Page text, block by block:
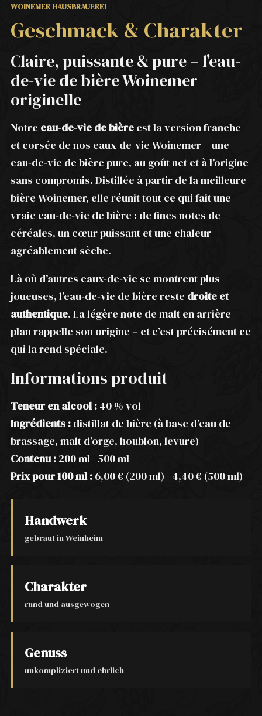
WOINEMER HAUSBRAUEREI
Geschmack & Charakter
Claire, puissante & pure – l’eau-
de-vie de bière Woinemer
originelle
Notre eau-de-vie de bière est la version franche
et corsée de nos eaux-de-vie Woinemer – une
eau-de-vie de bière pure, au goût net et à l’origine
sans compromis. Distillée à partir de la meilleure
bière Woinemer, elle réunit tout ce qui fait une
vraie eau-de-vie de bière : de fines notes de
céréales, un cœur puissant et une chaleur
agréablement sèche.
Là où d’autres eaux-de-vie se montrent plus
joueuses, l’eau-de-vie de bière reste droite et
authentique. La légère note de malt en arrière-
plan rappelle son origine – et c’est précisément ce
qui la rend spéciale.
Informations produit
Teneur en alcool : 40 % vol
Ingrédients : distillat de bière (à base d’eau de
brassage, malt d’orge, houblon, levure)
Contenu : 200 ml | 500 ml
Prix pour 100 ml : 6,00 € (200 ml) | 4,40 € (500 ml)
Handwerk
gebraut in Weinheim
Charakter
rund und ausgewogen
Genuss
unkompliziert und ehrlich